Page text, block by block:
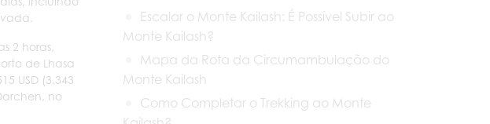
2 horas,
de Lhasa
USD (3.343
no
Escalar o Monte Kailash: É Possível Subir ao
Monte Kailash?
Mapa da Rota da Circumambulação do
Monte Kailash
Como Completar o Trekking ao Monte